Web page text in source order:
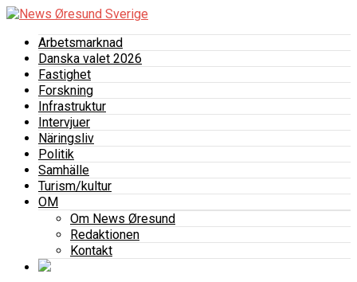
Arbetsmarknad
Danska valet 2026
Fastighet
Forskning
Infrastruktur
Intervjuer
Näringsliv
Politik
Samhälle
Turism/kultur
OM
Om News Øresund
Redaktionen
Kontakt